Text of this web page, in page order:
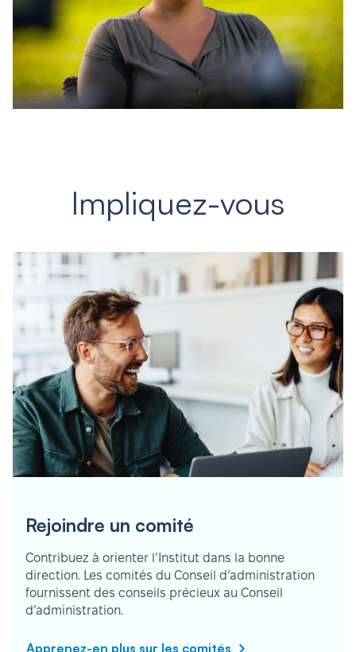
Impliquez-vous
Rejoindre un comité
Contribuez à orienter l’Institut dans la bonne
direction. Les comités du Conseil d’administration
fournissent des conseils précieux au Conseil
d’administration.
Apprenez-en plus sur les comités